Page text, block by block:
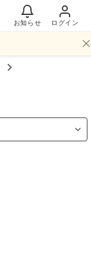
お知らせ ログイン